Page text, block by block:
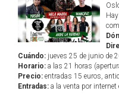
Cuándo: jueves 25 de junio de
Horario: a las 21 horas
Precio: entradas 15 euros,
Entradas: a la venta por internet